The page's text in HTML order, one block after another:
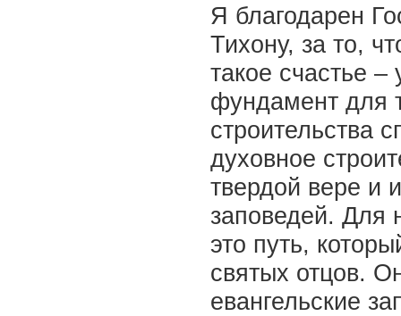
Я благодарен
Тихону, за то,
такое счастье
фундамент для
строительства
духовное
твердой вере и
заповедей. Для
это путь,
святых отцов.
евангельские